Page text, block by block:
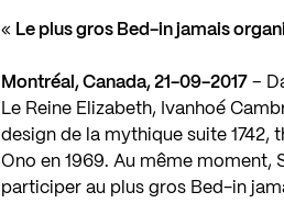
« Le plus gros Bed-in jamais
Montréal, Canada, 21-09-2017 –
Le Reine Elizabeth, Ivanhoé
design de la mythique suite 1742,
Ono en 1969. Au même moment,
participer au plus gros Bed-in